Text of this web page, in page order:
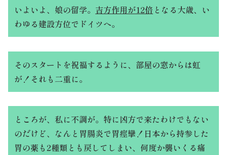
いよいよ、娘の留学。 吉方作用が12倍 となる大歳、い
わゆる建設方位でドイツへ。
そのスタートを祝福するように、部屋の窓からは虹
が！それも二重に。
ところが、私に不調が。特に凶方で来たわけでもない
のだけど、なんと胃腸炎で胃痙攣！日本から持参した
胃の薬も2種類とも戻してしまい、何度か襲いくる痛